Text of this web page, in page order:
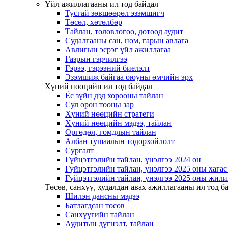
Үйл ажиллагааны ил тод байдал
Тусгай зөвшөөрөл эзэмшигч
Төсөл, хөтөлбөр
Тайлан, төлөвлөгөө, дотоод аудит
Судалгааны сан, ном, гарын авлага
Авлигын эсрэг үйл ажиллагаа
Газрын гэрчилгээ
Гэрээ, гэрээний биелэлт
Эзэмшиж байгаа оюуны өмчийн эрх
Хүний нөөцийн ил тод байдал
Ёс зүйн дэд хорооны тайлан
Сул орон тооны зар
Хүний нөөцийн стратеги
Хүний нөөцийн мэдээ, тайлан
Өргөдөл, гомдлын тайлан
Албан тушаалын тодорхойлолт
Сургалт
Гүйцэтгэлийн тайлан, үнэлгээ 2024 он
Гүйцэтгэлийн тайлан, үнэлгээ 2025 оны
Гүйцэтгэлийн тайлан, үнэлгээ 2025 оны
Төсөв, санхүү, худалдан авах ажиллагааны ил тод
Шилэн дансны мэдээ
Батлагдсан төсөв
Санхүүгийн тайлан
Аудитын дүгнэлт, тайлан